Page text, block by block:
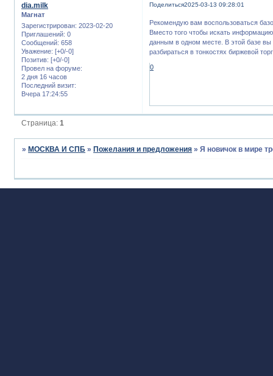
Поделиться2025-03-13 09:28:01
dia.milk
Магнат
Зарегистрирован: 2023-02-20
Приглашений: 0
Сообщений: 658
Уважение: [+0/-0]
Позитив: [+0/-0]
Провел на форуме:
2 дня 16 часов
Последний визит:
Вчера 17:24:55
Рекомендую вам воспользоваться
Вместо того чтобы искать
данным в одном месте. В этой базе вы
разбираться в тонкостях биржевой
0
Страница:1
»МОСКВА И СПБ »Пожелания и предложения »Я новичок в мире